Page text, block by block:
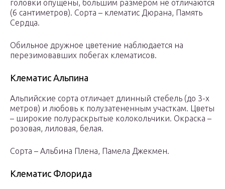
головки опущены, большим размером не отличаются
(6 сантиметров). Сорта – клематис Дюрана, Память
Сердца.
Обильное дружное цветение наблюдается на
перезимовавших побегах клематисов.
Клематис Альпина
Альпийские сорта отличает длинный стебель (до 3-х
метров) и любовь к полузатененным участкам. Цветы
– широкие полураскрытые колокольчики. Окраска –
розовая, лиловая, белая.
Сорта – Альбина Плена, Памела Джекмен.
Клематис Флорида